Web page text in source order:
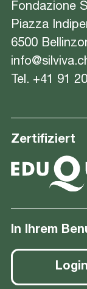
Fondazione
Piazza
6500
Tel. +41 91
Zertifiziert
In Ihrem
Login